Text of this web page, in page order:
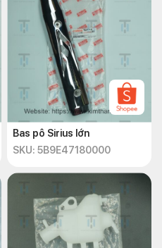
Bas pô Sirius lớn
SKU: 5B9E47180000